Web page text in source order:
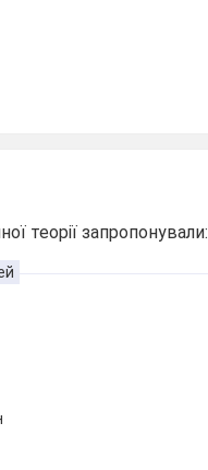
теорії запропонували: